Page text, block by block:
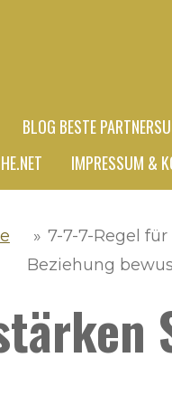
BLOG BESTE
IMPRESSUM &
» 7-7-7-Regel für
Beziehung